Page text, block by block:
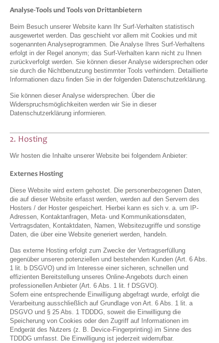
Analyse-Tools und Tools von Drittanbietern
Beim Besuch unserer Website kann Ihr Surf-Verhalten statistisch
ausgewertet werden. Das geschieht vor allem mit Cookies und mit
sogenannten Analyseprogrammen. Die Analyse Ihres Surf-Verhaltens
erfolgt in der Regel anonym; das Surf-Verhalten kann nicht zu Ihnen
zurückverfolgt werden. Sie können dieser Analyse widersprechen oder
sie durch die Nichtbenutzung bestimmter Tools verhindern. Detaillierte
Informationen dazu finden Sie in der folgenden Datenschutzerklärung.
Sie können dieser Analyse widersprechen. Über die
Widerspruchsmöglichkeiten werden wir Sie in dieser
Datenschutzerklärung informieren.
2. Hosting
Wir hosten die Inhalte unserer Website bei folgendem Anbieter:
Externes Hosting
Diese Website wird extern gehostet. Die personenbezogenen Daten,
die auf dieser Website erfasst werden, werden auf den Servern des
Hosters / der Hoster gespeichert. Hierbei kann es sich v. a. um IP-
Adressen, Kontaktanfragen, Meta- und Kommunikationsdaten,
Vertragsdaten, Kontaktdaten, Namen, Websitezugriffe und sonstige
Daten, die über eine Website generiert werden, handeln.
Das externe Hosting erfolgt zum Zwecke der Vertragserfüllung
gegenüber unseren potenziellen und bestehenden Kunden (Art. 6 Abs.
1 lit. b DSGVO) und im Interesse einer sicheren, schnellen und
effizienten Bereitstellung unseres Online-Angebots durch einen
professionellen Anbieter (Art. 6 Abs. 1 lit. f DSGVO).
Sofern eine entsprechende Einwilligung abgefragt wurde, erfolgt die
Verarbeitung ausschließlich auf Grundlage von Art. 6 Abs. 1 lit. a
DSGVO und § 25 Abs. 1 TDDDG, soweit die Einwilligung die
Speicherung von Cookies oder den Zugriff auf Informationen im
Endgerät des Nutzers (z. B. Device-Fingerprinting) im Sinne des
TDDDG umfasst. Die Einwilligung ist jederzeit widerrufbar.